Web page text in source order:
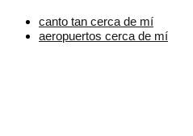
canto tan cerca de mí
aeropuertos cerca de mí